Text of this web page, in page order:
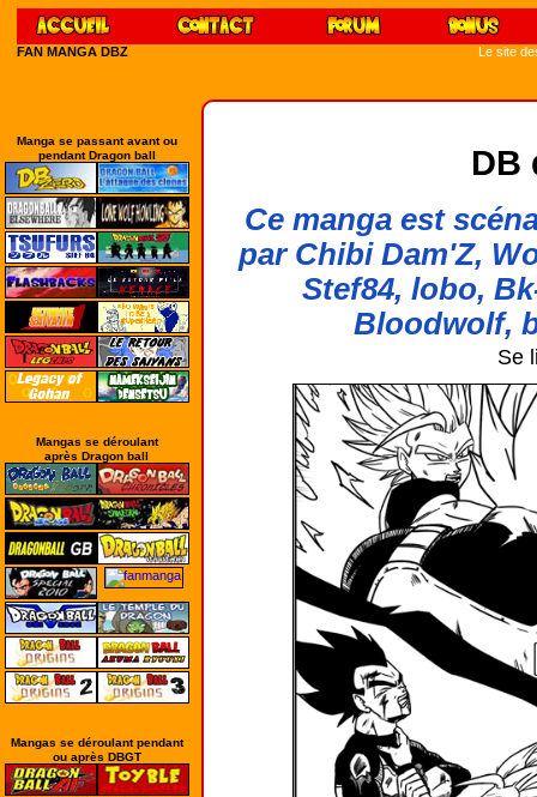
FAN MANGA DBZ Le site
Manga se passant avant ou
pendant Dragon ball
Mangas se déroulant
après Dragon ball
Mangas se déroulant pendant
ou après DBGT
DB
Ce manga est
par Chibi Dam'Z,
Stef84, lobo,
Bloodwolf,
Se